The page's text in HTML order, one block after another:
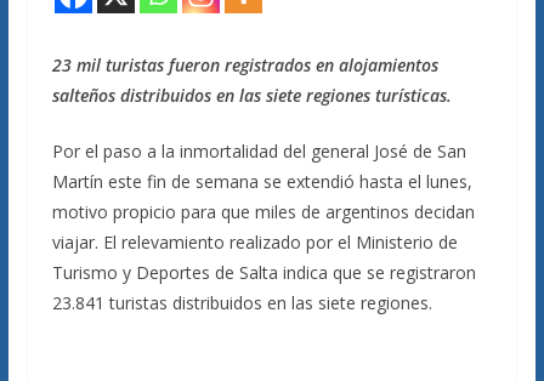
23 mil turistas fueron registrados en alojamientos
salteños distribuidos en las siete regiones turísticas.
Por el paso a la inmortalidad del general José de San
Martín este fin de semana se extendió hasta el lunes,
motivo propicio para que miles de argentinos decidan
viajar. El relevamiento realizado por el Ministerio de
Turismo y Deportes de Salta indica que se registraron
23.841 turistas distribuidos en las siete regiones.